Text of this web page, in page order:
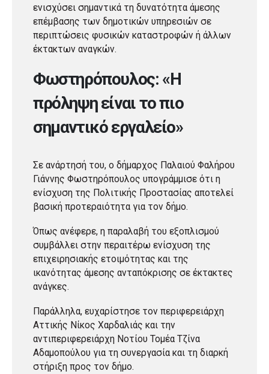
ενισχύσει σημαντικά τη δυνατότητα άμεσης
επέμβασης των δημοτικών υπηρεσιών σε
περιπτώσεις φυσικών καταστροφών ή άλλων
έκτακτων αναγκών.
Φωστηρόπουλος: «Η
πρόληψη είναι το πιο
σημαντικό εργαλείο»
Σε ανάρτησή του, ο δήμαρχος Παλαιού Φαλήρου
Γιάννης Φωστηρόπουλος υπογράμμισε ότι η
ενίσχυση της Πολιτικής Προστασίας αποτελεί
βασική προτεραιότητα για τον δήμο.
Όπως ανέφερε, η παραλαβή του εξοπλισμού
συμβάλλει στην περαιτέρω ενίσχυση της
επιχειρησιακής ετοιμότητας και της
ικανότητας άμεσης ανταπόκρισης σε έκτακτες
ανάγκες.
Παράλληλα, ευχαρίστησε τον περιφερειάρχη
Αττικής Νίκος Χαρδαλιάς και την
αντιπεριφερειάρχη Νοτίου Τομέα Τζίνα
Αδαμοπούλου για τη συνεργασία και τη διαρκή
στήριξη προς τον δήμο.